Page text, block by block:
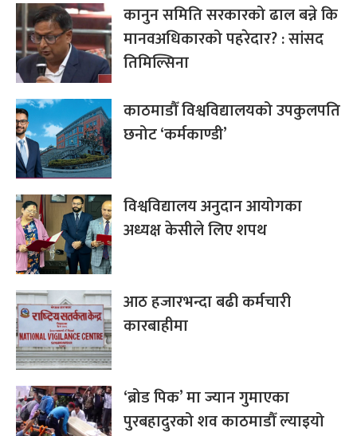
कानुन समिति सरकारको ढाल बन्ने कि
मानवअधिकारको पहरेदार? : सांसद
तिमिल्सिना
काठमाडौँ विश्वविद्यालयको उपकुलपति
छनोट ‘कर्मकाण्डी’
विश्वविद्यालय अनुदान आयोगका
अध्यक्ष केसीले लिए शपथ
आठ हजारभन्दा बढी कर्मचारी
कारबाहीमा
‘ब्रोड पिक’ मा ज्यान गुमाएका
पुरबहादुरको शव काठमाडौँ ल्याइयो